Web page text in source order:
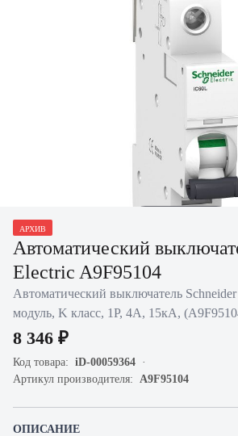
АРХИВ
Автоматический
Electric A9F95104
Автоматический выключатель
модуль, K класс, 1P, 4А, 15кА,
8 346 ₽
Код товара: iD-00059364
Артикул производителя: A9F95104
ОПИСАНИЕ